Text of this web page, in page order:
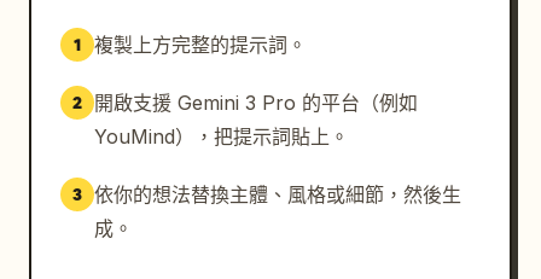
1 複製上方完整的提示詞。
2
開啟支援 Gemini 3 Pro 的平台（例如
YouMind），把提示詞貼上。
3 依你的想法替換主體、風格或細節，然後生
成。